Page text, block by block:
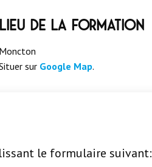
Lieu de la formation
Moncton
sur Google Map.
le formulaire suivant: